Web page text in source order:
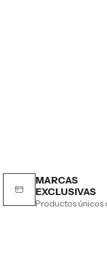
MARCAS
EXCLUSIVAS
Productos únicos